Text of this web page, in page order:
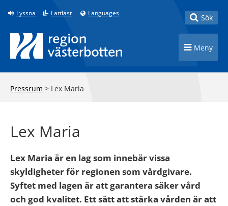
Till innehåll på sidan
Lyssna Lättläst Languages Toggle
Sök
Toggle
Meny
Pressrum > Lex Maria
Lex Maria
Lex Maria är en lag som innebär vissa
skyldigheter för regionen som vårdgivare.
Syftet med lagen är att garantera säker vård
och god kvalitet. Ett sätt att stärka vården är att